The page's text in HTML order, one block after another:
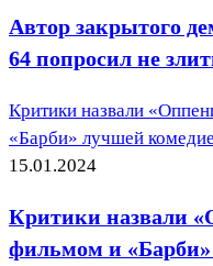
Автор закрытого
64 попросил не
Критики назвали
«Барби» лучшей
15.01.2024
Критики назвали
фильмом и